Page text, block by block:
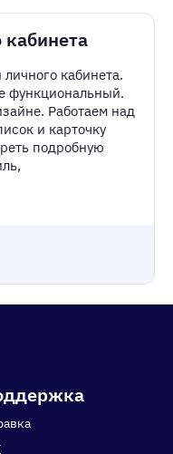
кабинета.
функциональный.
Работаем над
и карточку
подробную